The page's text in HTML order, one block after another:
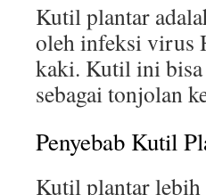
Kutil plantar
oleh infeksi virus
kaki. Kutil ini bisa
sebagai tonjolan
Penyebab Kutil
Kutil plantar